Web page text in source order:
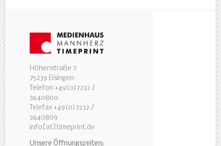
Höhenstraße 7
75239 Eisingen
Telefon +49(0)7232 /
3640800
Telefax +49(0)7232 /
3640809
info[at]timeprint.de
Unsere Öffnungszeiten: